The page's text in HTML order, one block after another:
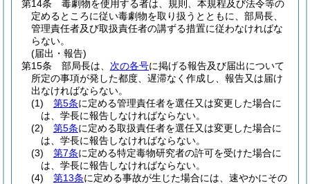
第14条
毒劇物を使用する者は、規則、本規程及び法令等の
定めるところに従い毒劇物を取り扱うとともに、部局長、
管理責任者及び取扱責任者の講ずる措置に従わなければな
らない。
(届出・報告)
第15条
部局長は、 次の各号に掲げる報告及び届出について
所定の事項が発した都度、遅滞なく作成し、報告又は届け
出なければならない。
(1)
第5条に定める管理責任者を選任又は変更した場合に
は、学長に報告しなければならない。
(2)
第5条に定める取扱責任者を選任又は変更した場合に
は、学長に報告しなければならない。
(3)
第7条に定める特定毒物研究者の許可を受けた場合に
は、学長に報告しなければならない。
(4)
第13条に定める事故が生じた場合には、速やかにその